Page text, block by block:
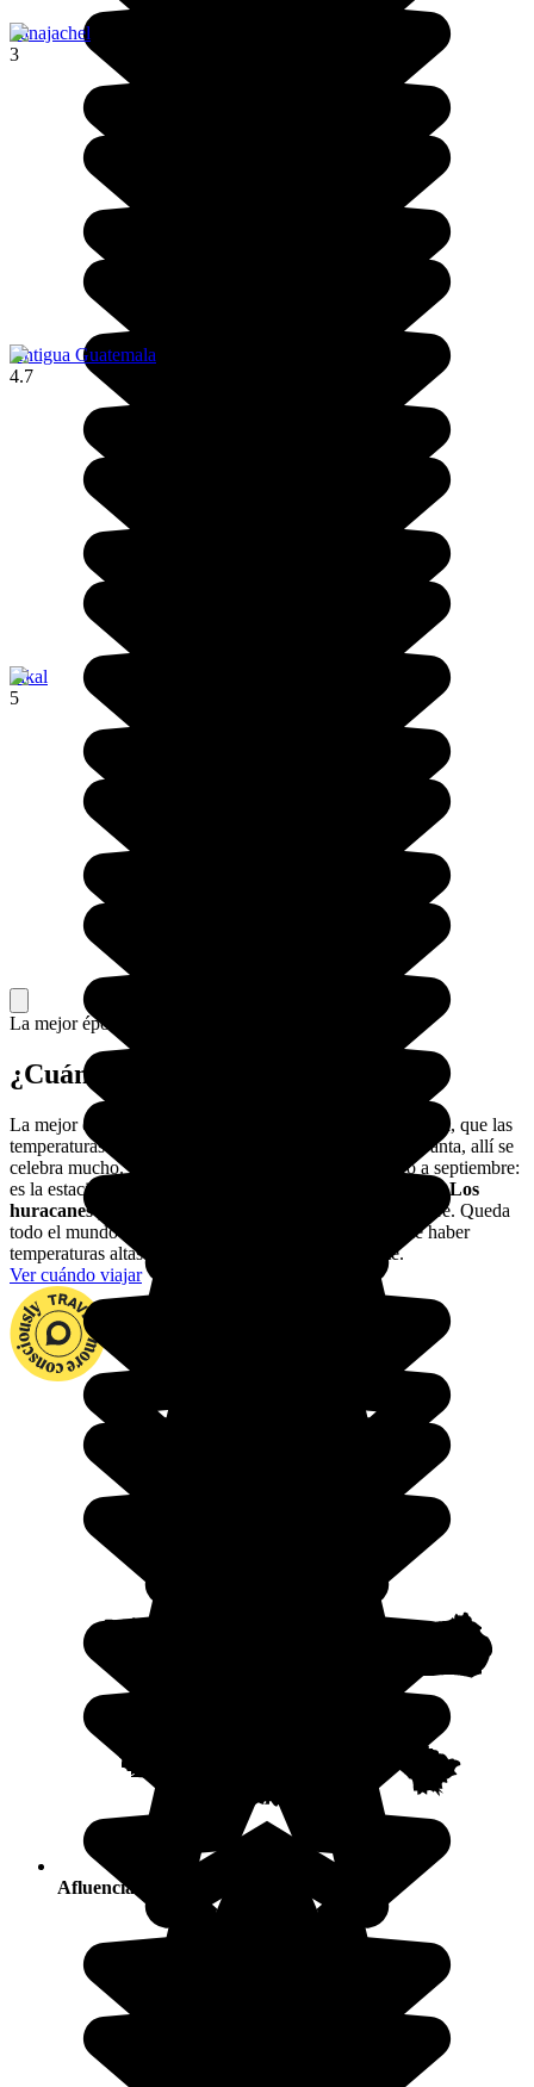
Panajachel
3
Antigua Guatemala
4.7
Tikal
5
La mejor época para ir.
¿Cuándo viajar a Guatemala?
La mejor época para ir a Guatemala es de diciembre a abril, que las
temperaturas son más suaves. Si podéis, id en Semana Santa, allí se
celebra mucho. Evitad a toda costa los meses de mayo a septiembre:
es la estación de lluvias y ciertas zonas se llenan de fango.Los
huracanes pueden azotar el país
en octubre y noviembre. Queda
todo el mundo advertido: menos en las montañas, suele haber
temperaturas altas y mucha humedad en el ambiente.
Ver cuándo viajar
Afluencia